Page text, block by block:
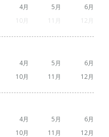
4 5
6
10 11 12
4 5
6
10 11 12
4 5
6
10 11 12